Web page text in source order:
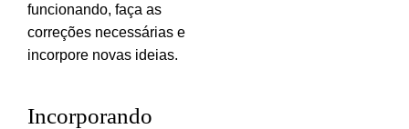
funcionando, faça as
correções necessárias e
incorpore novas ideias.
Incorporando